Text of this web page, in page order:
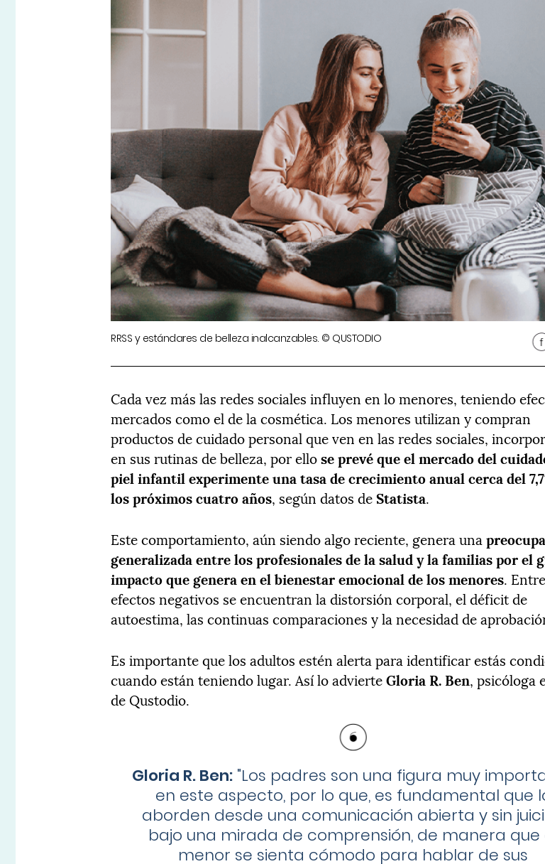
RRSS y estándares de belleza inalcanzables. © QUSTODIO
Cada vez más las redes sociales influyen en lo menores, teniendo
mercados como el de la cosmética. Los menores utilizan y compran
productos de cuidado personal que ven en las redes sociales,
en sus rutinas de belleza, por ellose prevé que el mercado del
piel infantil experimente una tasa de crecimiento anual cerca del
los próximos cuatro años, según datos deStatista.
Este comportamiento, aún siendo algo reciente, genera una
generalizada entre los profesionales de la salud y la familias por el
impacto que genera en el bienestar emocional de los menores.
efectos negativos se encuentran la distorsión corporal, el déficit de
autoestima, las continuas comparaciones y la necesidad de
Es importante que los adultos estén alerta para identificar estás
cuando están teniendo lugar. Así lo advierteGloria R. Ben, psicóloga
de Qustodio.
Gloria R. Ben: "Los padres son una figura muy
en este aspecto, por lo que, es fundamental que
aborden desde una comunicación abierta y sin
bajo una mirada de comprensión, de manera que
menor se sienta cómodo para hablar de sus